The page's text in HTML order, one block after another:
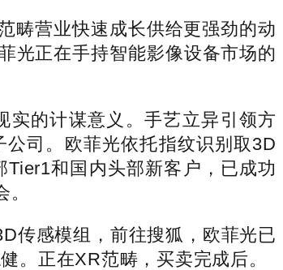
营业快速成长供给更强劲的动
光正在手持智能影像设备市场的
的计谋意义。手艺立异引领方
司。欧菲光依托指纹识别取3D
和国内头部新客户，已成功
感模组，前往搜狐，欧菲光已
。正在XR范畴，买卖完成后。